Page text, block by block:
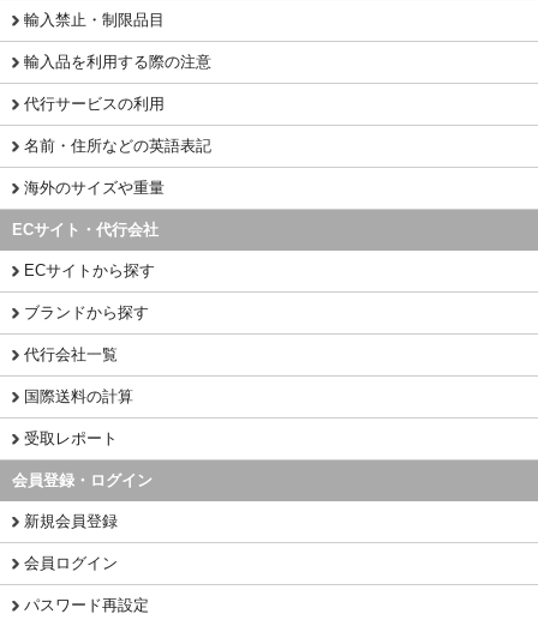
輸入禁止・制限品目
輸入品を利用する際の注意
代行サービスの利用
名前・住所などの英語表記
海外のサイズや重量
ECサイト・代行会社
ECサイトから探す
ブランドから探す
代行会社一覧
国際送料の計算
受取レポート
会員登録・ログイン
新規会員登録
会員ログイン
パスワード再設定